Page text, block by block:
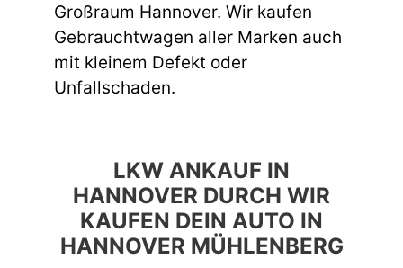
Großraum Hannover. Wir kaufen
Gebrauchtwagen aller Marken auch
mit kleinem Defekt oder
Unfallschaden.
LKW ANKAUF IN
HANNOVER DURCH WIR
KAUFEN DEIN AUTO IN
HANNOVER MÜHLENBERG